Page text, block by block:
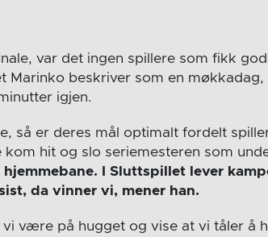
var det ingen spillere som fikk
Marinko beskriver som en
igjen.
så er deres mål optimalt fordelt
kom hit og slo seriemesteren som
I Sluttspillet lever
da vinner vi, mener han.
være på hugget og vise at vi tåler å